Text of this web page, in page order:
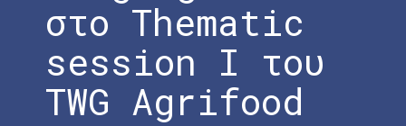
στο Thematic
session I του
TWG Agrifood